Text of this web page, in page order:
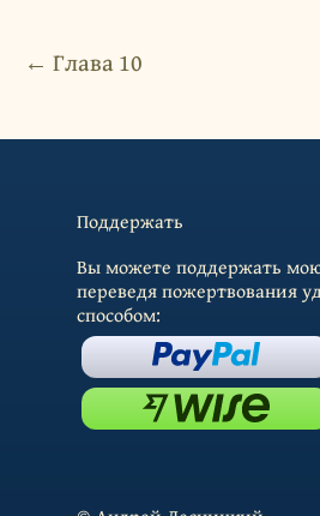
← Глава 10
Поддержать
Вы можете поддержать
переведя пожертвования
способом: